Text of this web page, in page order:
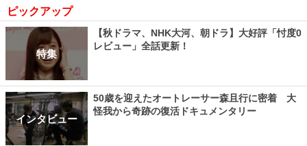
ピックアップ
特集
【秋ドラマ、NHK大河、朝ドラ】大好評「忖度0
レビュー」全話更新！
インタビュー
50歳を迎えたオートレーサー森且行に密着 大
怪我から奇跡の復活ドキュメンタリー